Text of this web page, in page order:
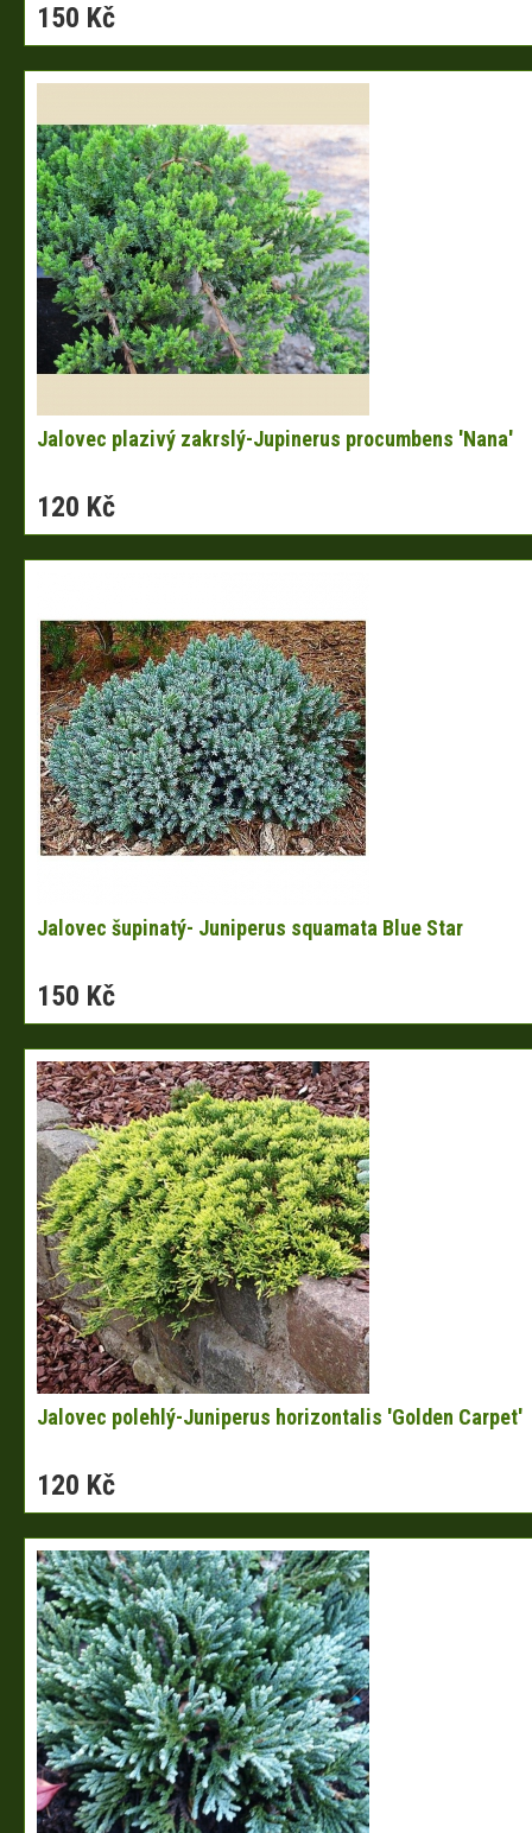
150 Kč
Jalovec plazivý zakrslý-Jupinerus procumbens 'Nana'
120 Kč
Jalovec šupinatý- Juniperus squamata Blue Star
150 Kč
Jalovec polehlý-Juniperus horizontalis 'Golden Carpet'
120 Kč